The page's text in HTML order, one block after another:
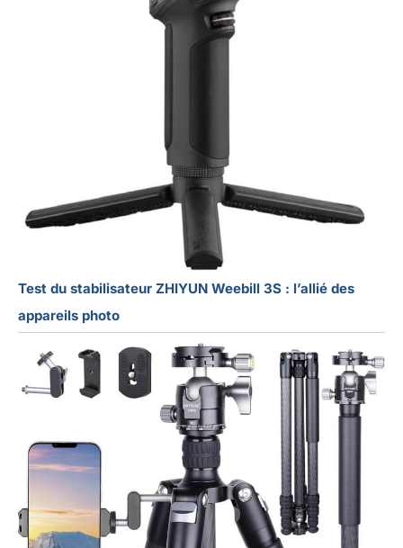
Test du stabilisateur ZHIYUN Weebill 3S : l’allié des
appareils photo